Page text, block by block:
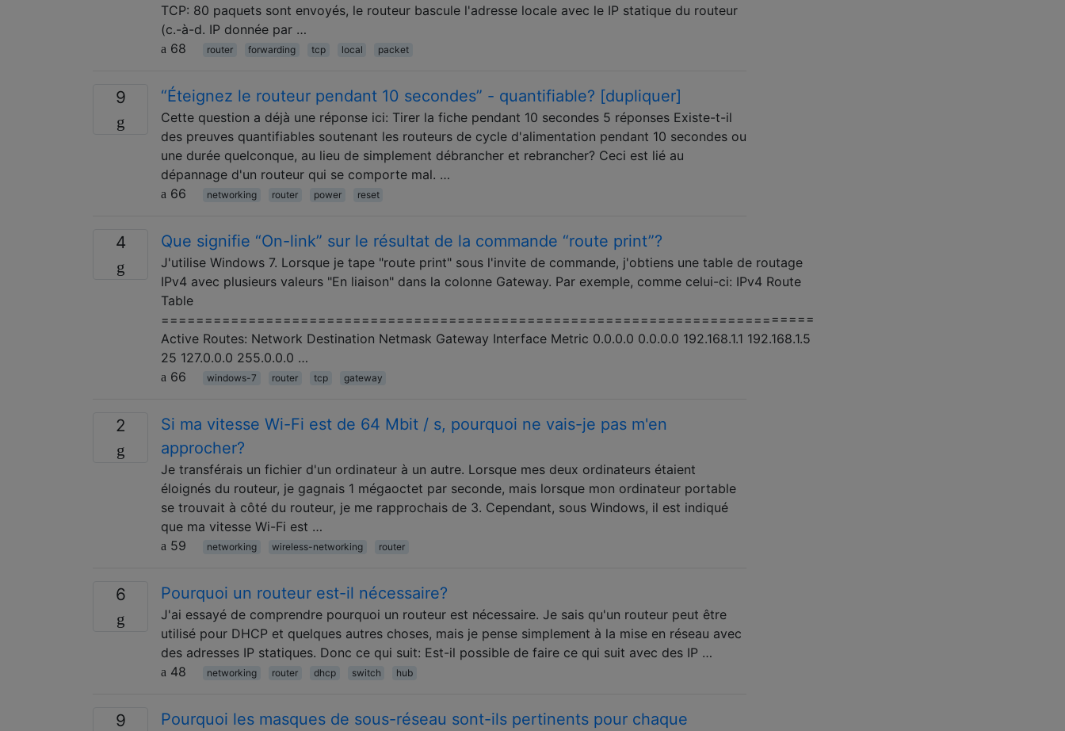
TCP: 80 paquets sont envoyés, le routeur bascule l'adresse locale avec le IP statique du routeur
(c.-à-d. IP donnée par …
68
router forwarding tcp local packet
9 “Éteignez le routeur pendant 10 secondes” - quantifiable? [dupliquer]
Cette question a déjà une réponse ici: Tirer la fiche pendant 10 secondes 5 réponses Existe-t-il
des preuves quantifiables soutenant les routeurs de cycle d'alimentation pendant 10 secondes ou
une durée quelconque, au lieu de simplement débrancher et rebrancher? Ceci est lié au
dépannage d'un routeur qui se comporte mal. …
66
networking router power reset
4 Que signifie “On-link” sur le résultat de la commande “route print”?
J'utilise Windows 7. Lorsque je tape "route print" sous l'invite de commande, j'obtiens une table de routage
IPv4 avec plusieurs valeurs "En liaison" dans la colonne Gateway. Par exemple, comme celui-ci: IPv4 Route
Table
===========================================================================
Active Routes: Network Destination Netmask Gateway Interface Metric 0.0.0.0 0.0.0.0 192.168.1.1 192.168.1.5
25 127.0.0.0 255.0.0.0 …
66
windows-7 router tcp gateway
2
Si ma vitesse Wi-Fi est de 64 Mbit / s, pourquoi ne vais-je pas m'en
approcher?
Je transférais un fichier d'un ordinateur à un autre. Lorsque mes deux ordinateurs étaient
éloignés du routeur, je gagnais 1 mégaoctet par seconde, mais lorsque mon ordinateur portable
se trouvait à côté du routeur, je me rapprochais de 3. Cependant, sous Windows, il est indiqué
que ma vitesse Wi-Fi est …
59
networking wireless-networking router
6 Pourquoi un routeur est-il nécessaire?
J'ai essayé de comprendre pourquoi un routeur est nécessaire. Je sais qu'un routeur peut être
utilisé pour DHCP et quelques autres choses, mais je pense simplement à la mise en réseau avec
des adresses IP statiques. Donc ce qui suit: Est-il possible de faire ce qui suit avec des IP …
48
networking router dhcp switch hub
9
Pourquoi les masques de sous-réseau sont-ils pertinents pour chaque